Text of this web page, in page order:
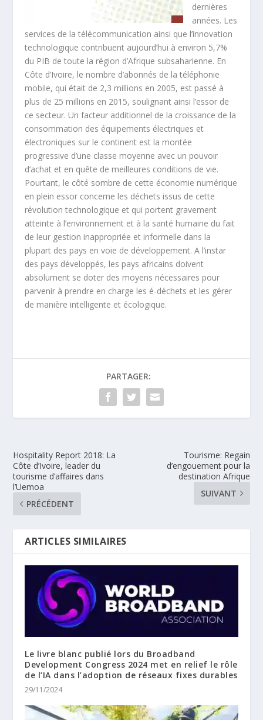
dernières
années. Les
services de la télécommunication ainsi que l’innovation
technologique contribuent aujourd’hui à environ 5,7%
du PIB de toute la région d’Afrique subsaharienne. En
Côte d’Ivoire, le nombre d’abonnés de la téléphonie
mobile, qui était de 2,3 millions en 2005, est passé à
plus de 25 millions en 2015, soulignant ainsi l’essor de
ce secteur. Un facteur additionnel de la croissance de la
consommation des équipements électriques et
électroniques sur le continent est la montée
progressive d’une classe moyenne avec un pouvoir
d’achat et en quête de meilleures conditions de vie.
Pourtant, le côté sombre de cette économie numérique
en plein essor concerne les déchets issus de cette
révolution technologique et qui portent gravement
atteinte à l’environnement et à la santé humaine du fait
de leur gestion inappropriée et informelle dans la
plupart des pays en voie de développement. A l’instar
des pays développés, les pays africains doivent
absolument se doter des moyens nécessaires pour
parvenir à prendre en charge les é-déchets et les gérer
de manière intelligente et écologique.
PARTAGER:
Hospitality Report 2018: La
Côte d’Ivoire, leader du
tourisme d’affaires dans
l’Uemoa
PRÉCÉDENT
Tourisme: Regain
d’engouement pour la
destination Afrique
SUIVANT
ARTICLES SIMILAIRES
Le livre blanc publié lors du Broadband
Development Congress 2024 met en relief le rôle
de l’IA dans l’adoption de réseaux fixes durables
29/11/2024